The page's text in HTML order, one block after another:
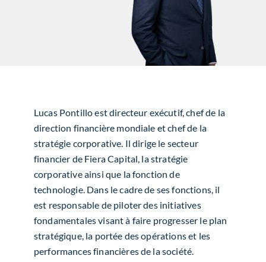
Lucas Pontillo est directeur exécutif, chef de la
direction financière mondiale et chef de la
stratégie corporative. Il dirige le secteur
financier de Fiera Capital, la stratégie
corporative ainsi que la fonction de
technologie. Dans le cadre de ses fonctions, il
est responsable de piloter des initiatives
fondamentales visant à faire progresser le plan
stratégique, la portée des opérations et les
performances financières de la société.